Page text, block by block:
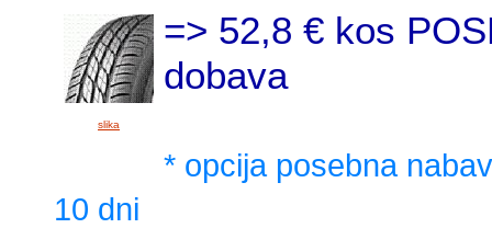
slika
=> 52,8 € kos
dobava
* opcija posebna
10 dni